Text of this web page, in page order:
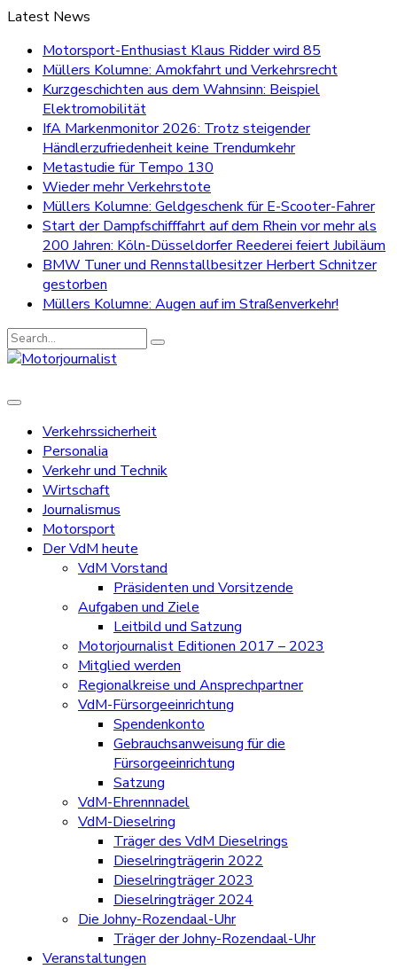
Latest News
Motorsport-Enthusiast Klaus Ridder wird 85
Müllers Kolumne: Amokfahrt und Verkehrsrecht
Kurzgeschichten aus dem Wahnsinn: Beispiel
Elektromobilität
IfA Markenmonitor 2026: Trotz steigender
Händlerzufriedenheit keine Trendumkehr
Metastudie für Tempo 130
Wieder mehr Verkehrstote
Müllers Kolumne: Geldgeschenk für E-Scooter-Fahrer
Start der Dampfschifffahrt auf dem Rhein vor mehr als
200 Jahren: Köln-Düsseldorfer Reederei feiert Jubiläum
BMW Tuner und Rennstallbesitzer Herbert Schnitzer
gestorben
Müllers Kolumne: Augen auf im Straßenverkehr!
Search
for:
Verkehrssicherheit
Personalia
Verkehr und Technik
Wirtschaft
Journalismus
Motorsport
Der VdM heute
VdM Vorstand
Präsidenten und Vorsitzende
Aufgaben und Ziele
Leitbild und Satzung
Motorjournalist Editionen 2017 – 2023
Mitglied werden
Regionalkreise und Ansprechpartner
VdM-Fürsorgeeinrichtung
Spendenkonto
Gebrauchsanweisung für die
Fürsorgeeinrichtung
Satzung
VdM-Ehrennnadel
VdM-Dieselring
Träger des VdM Dieselrings
Dieselringträgerin 2022
Dieselringträger 2023
Dieselringträger 2024
Die Johny-Rozendaal-Uhr
Träger der Johny-Rozendaal-Uhr
Veranstaltungen